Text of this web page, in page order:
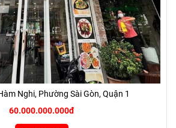
Nghi, Phường Sài Gòn, Quận 1
60.000.000.000đ